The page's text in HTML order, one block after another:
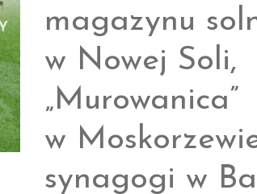
magazynu
w Nowej Soli,
„Murowanica”
w
synagogi w